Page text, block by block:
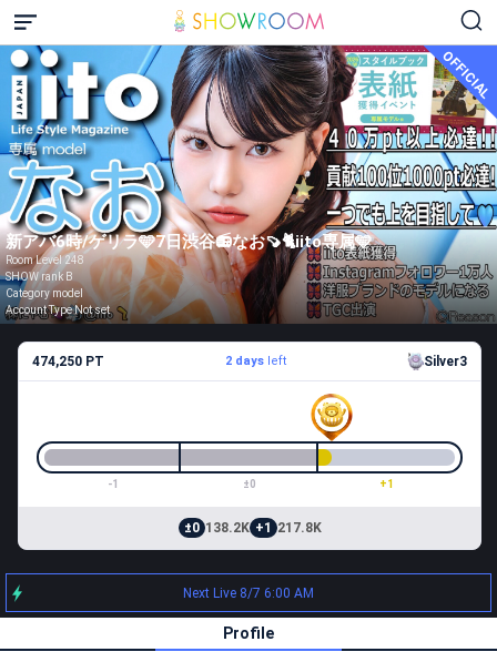
OFFICIAL
新アバ6時/ゲリラ🩵7日渋谷📻なお🍠🐈iito専属🩵
Room Level 248
SHOW rank B
Category model
Account Type Not set
474,250 PT 2 days left Silver3
-1 ±0 +1
±0 138.2K +1 217.8K
Next Live 8/7 6:00 AM
Profile